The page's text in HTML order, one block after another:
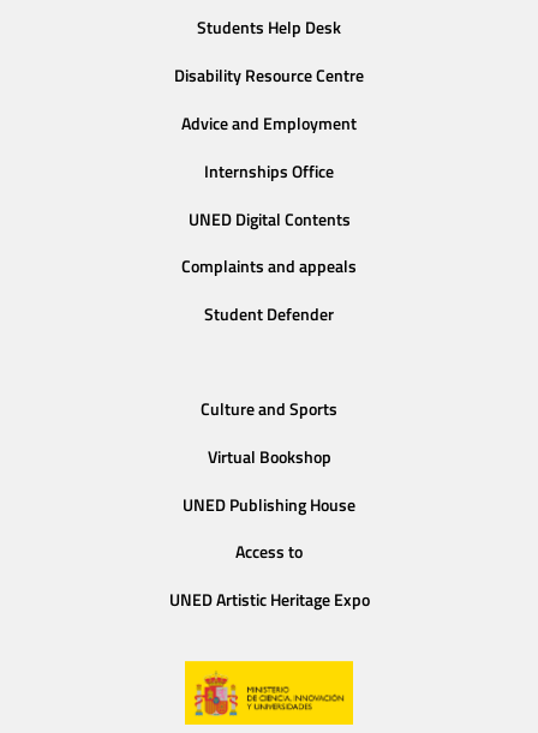
Students Help Desk
Disability Resource Centre
Advice and Employment
Internships Office
UNED Digital Contents
Complaints and appeals
Student Defender
Culture and Sports
Virtual Bookshop
UNED Publishing House
Access to
UNED Artistic Heritage Expo